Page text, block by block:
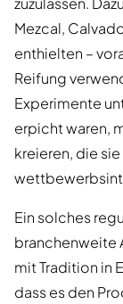
Mezcal,
enthielten –
Reifung
Experimente
erpicht waren,
kreieren, die
Ein solches
branchenweite
mit Tradition in
dass es den